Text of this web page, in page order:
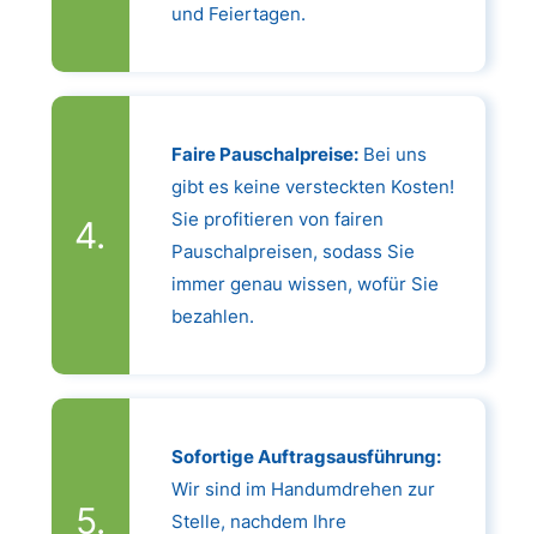
und Feiertagen.
Faire Pauschalpreise:Bei uns
gibt es keine versteckten Kosten!
Sie profitieren von fairen
Pauschalpreisen, sodass Sie
immer genau wissen, wofür Sie
bezahlen.
Sofortige Auftragsausführung:
Wir sind im Handumdrehen zur
Stelle, nachdem Ihre